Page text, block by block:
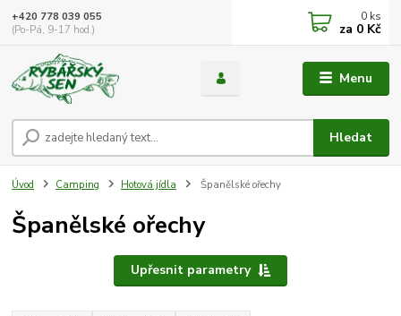
Menu
Hledat
+420 778 039 055
(Po-Pá, 9-17 hod.)
0 ks
za 0 Kč
Úvod Camping Hotová jídla Španělské ořechy
Španělské ořechy
Upřesnit parametry